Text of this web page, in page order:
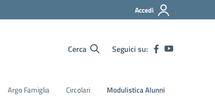
Accedi
Cerca Seguici su:
Argo Famiglia Circolari Modulistica Alunni